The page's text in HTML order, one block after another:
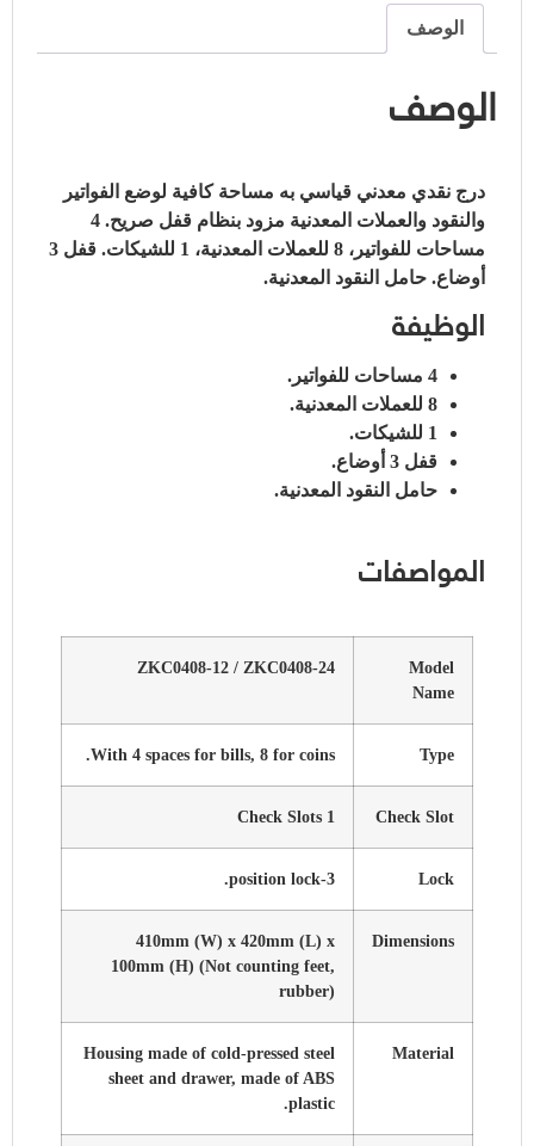
الوصف
الوصف
درج نقدي معدني قياسي به مساحة كافية لوضع الفواتير
والنقود والعملات المعدنية مزود بنظام قفل صريح. 4
مساحات للفواتير، 8 للعملات المعدنية، 1 للشيكات.
قفل 3
أوضاع. حامل النقود المعدنية.
الوظيفة
4 مساحات للفواتير.
8 للعملات المعدنية.
1 للشيكات.
قفل 3 أوضاع.
حامل النقود المعدنية.
المواصفات
Model
Name
ZKC0408-12 / ZKC0408-24
Type
With 4 spaces for bills, 8 for coins.
Check Slot
1 Check Slots
Lock
3-position lock.
Dimensions
410mm (W) x 420mm (L) x
100mm (H) (Not counting feet,
rubber)
Material
Housing made of cold-pressed steel
sheet and drawer, made of ABS
plastic.